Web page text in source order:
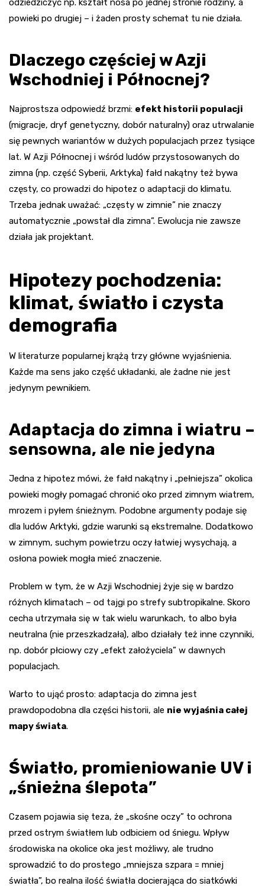
odziedziczyć np. kształt nosa po jednej stronie rodziny, a
powieki po drugiej – i żaden prosty schemat tu nie działa.
Dlaczego częściej w Azji
Wschodniej i Północnej?
Najprostsza odpowiedź brzmi: efekt historii populacji
(migracje, dryf genetyczny, dobór naturalny) oraz utrwalanie
się pewnych wariantów w dużych populacjach przez tysiące
lat. W Azji Północnej i wśród ludów przystosowanych do
zimna (np. część Syberii, Arktyka) fałd nakątny też bywa
częsty, co prowadzi do hipotez o adaptacji do klimatu.
Trzeba jednak uważać: „częsty w zimnie” nie znaczy
automatycznie „powstał dla zimna”. Ewolucja nie zawsze
działa jak projektant.
Hipotezy pochodzenia:
klimat, światło i czysta
demografia
W literaturze popularnej krążą trzy główne wyjaśnienia.
Każde ma sens jako część układanki, ale żadne nie jest
jedynym pewnikiem.
Adaptacja do zimna i wiatru –
sensowna, ale nie jedyna
Jedna z hipotez mówi, że fałd nakątny i „pełniejsza” okolica
powieki mogły pomagać chronić oko przed zimnym wiatrem,
mrozem i pyłem śnieżnym. Podobne argumenty podaje się
dla ludów Arktyki, gdzie warunki są ekstremalne. Dodatkowo
w zimnym, suchym powietrzu oczy łatwiej wysychają, a
osłona powiek mogła mieć znaczenie.
Problem w tym, że w Azji Wschodniej żyje się w bardzo
różnych klimatach – od tajgi po strefy subtropikalne. Skoro
cecha utrzymała się w tak wielu warunkach, to albo była
neutralna (nie przeszkadzała), albo działały też inne czynniki,
np. dobór płciowy czy „efekt założyciela” w dawnych
populacjach.
Warto to ująć prosto: adaptacja do zimna jest
prawdopodobna dla części historii, ale nie wyjaśnia całej
mapy świata.
Światło, promieniowanie UV i
„śnieżna ślepota”
Czasem pojawia się teza, że „skośne oczy” to ochrona
przed ostrym światłem lub odbiciem od śniegu. Wpływ
środowiska na okolice oka jest możliwy, ale trudno
sprowadzić to do prostego „mniejsza szpara = mniej
światła”, bo realna ilość światła docierająca do siatkówki